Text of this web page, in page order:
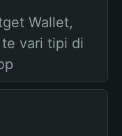
Wallet,
vari tipi di